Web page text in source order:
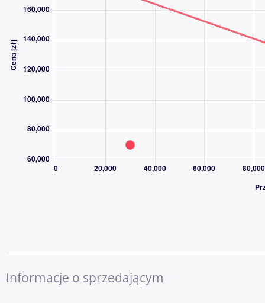
Faktura VAT
&lt;b&gt;Wyposażenie wg. Eurotax:&lt;/b&gt;
Z powodu awarii Eurotax brak listy wyposażenia w
szczegółów.
Salon Kraków ul. Grota Roweckiego 6:
Jakub Warzecha tel.
Salon Kraków ul. Opolska 9:
Informacje o sprzedającym